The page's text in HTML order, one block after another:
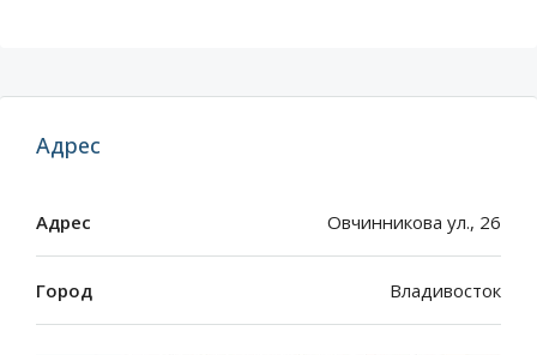
Адрес
Адрес Овчинникова ул., 26
Город Владивосток